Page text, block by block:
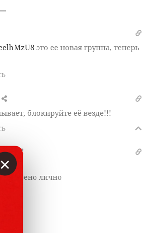
это ее новая группа, теперь
блокируйте её везде!!!
лично
×